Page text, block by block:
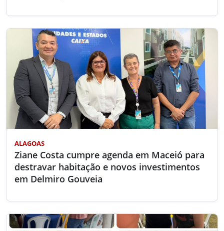
ALAGOAS
Ziane Costa cumpre agenda em Maceió para
destravar habitação e novos investimentos
em Delmiro Gouveia